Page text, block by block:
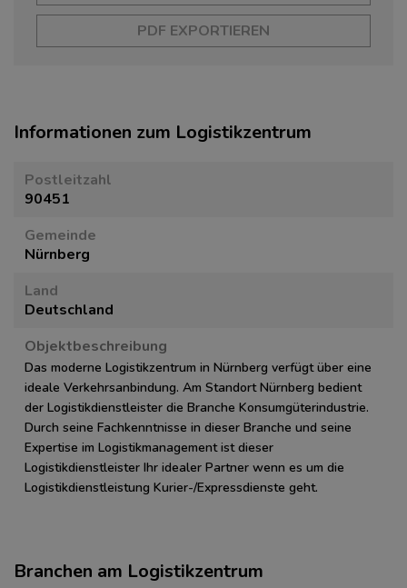
PDF EXPORTIEREN
Informationen zum Logistikzentrum
Postleitzahl
90451
Gemeinde
Nürnberg
Land
Deutschland
Objektbeschreibung
Das moderne Logistikzentrum in Nürnberg verfügt über eine
ideale Verkehrsanbindung. Am Standort Nürnberg bedient
der Logistikdienstleister die Branche Konsumgüterindustrie.
Durch seine Fachkenntnisse in dieser Branche und seine
Expertise im Logistikmanagement ist dieser
Logistikdienstleister Ihr idealer Partner wenn es um die
Logistikdienstleistung Kurier-/Expressdienste geht.
Branchen am Logistikzentrum